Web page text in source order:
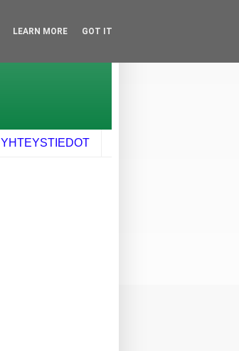
YHTEYSTIEDOT
LEARN MORE GOT IT